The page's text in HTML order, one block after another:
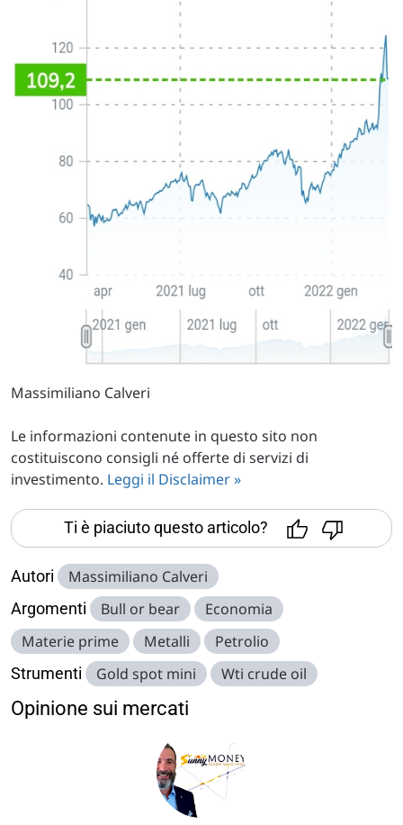
Massimiliano Calveri
Le informazioni contenute in questo sito non
costituiscono consigli né offerte di servizi di
investimento. Leggi il Disclaimer »
Ti è piaciuto questo articolo?
Autori Massimiliano Calveri
Argomenti Bull or bear
Economia
Materie prime
Metalli Petrolio
Strumenti Gold spot mini Wti crude oil
Opinione sui mercati